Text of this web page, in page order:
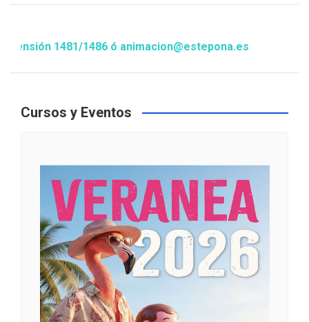
1481/1486 ó animacion@estepona.es
Cursos y Eventos